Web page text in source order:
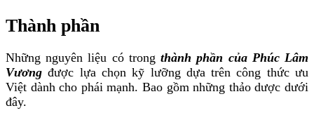
Thành phần
Những nguyên liệu có trongthành phần của Phúc Lâm
Vương được lựa chọn kỹ lưỡng dựa trên công thức ưu
Việt dành cho phái mạnh. Bao gồm những thảo dược dưới
đây.